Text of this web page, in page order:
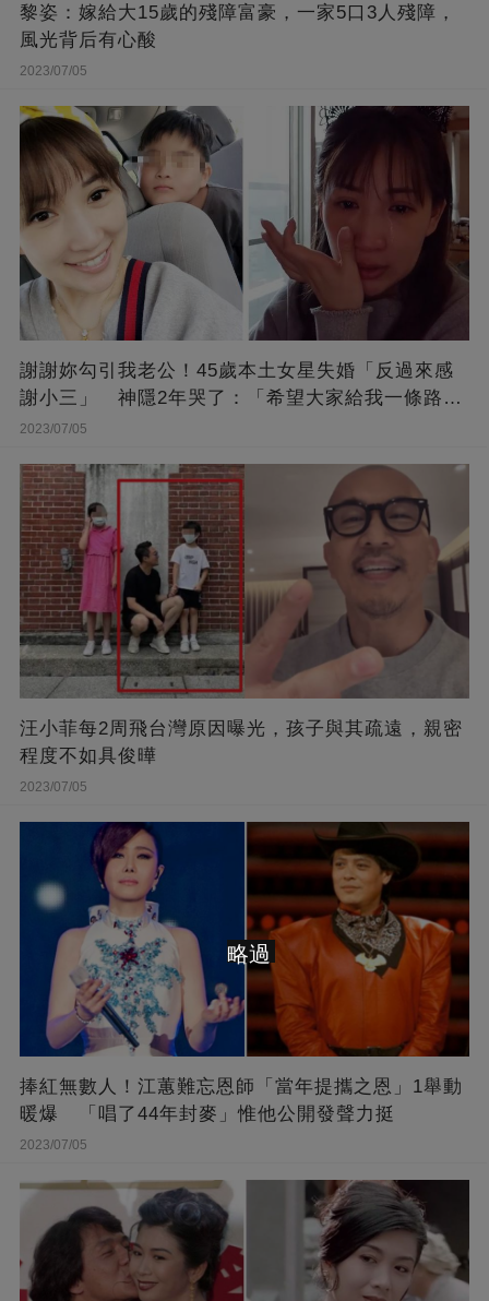
黎姿：嫁給大15歲的殘障富豪，一家5口3人殘障，
風光背后有心酸
2023/07/05
謝謝妳勾引我老公！45歲本土女星失婚「反過來感
謝小三」 神隱2年哭了：「希望大家給我一條路
走...」
2023/07/05
汪小菲每2周飛台灣原因曝光，孩子與其疏遠，親密
程度不如具俊曄
2023/07/05
捧紅無數人！江蕙難忘恩師「當年提攜之恩」1舉動
暖爆 「唱了44年封麥」惟他公開發聲力挺
2023/07/05
略過